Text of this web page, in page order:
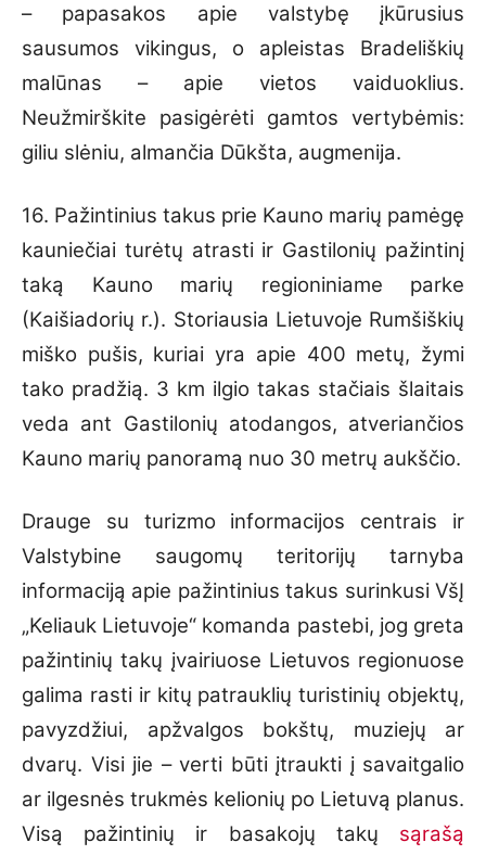
– papasakos apie valstybę įkūrusius
sausumos vikingus, o apleistas Bradeliškių
malūnas – apie vietos vaiduoklius.
Neužmirškite pasigėrėti gamtos vertybėmis:
giliu slėniu, almančia Dūkšta, augmenija.
16. Pažintinius takus prie Kauno marių pamėgę
kauniečiai turėtų atrasti ir Gastilonių pažintinį
taką Kauno marių regioniniame parke
(Kaišiadorių r.). Storiausia Lietuvoje Rumšiškių
miško pušis, kuriai yra apie 400 metų, žymi
tako pradžią. 3 km ilgio takas stačiais šlaitais
veda ant Gastilonių atodangos, atveriančios
Kauno marių panoramą nuo 30 metrų aukščio.
Drauge su turizmo informacijos centrais ir
Valstybine saugomų teritorijų tarnyba
informaciją apie pažintinius takus surinkusi VšĮ
„Keliauk Lietuvoje“ komanda pastebi, jog greta
pažintinių takų įvairiuose Lietuvos regionuose
galima rasti ir kitų patrauklių turistinių objektų,
pavyzdžiui, apžvalgos bokštų, muziejų ar
dvarų. Visi jie – verti būti įtraukti į savaitgalio
ar ilgesnės trukmės kelionių po Lietuvą planus.
Visą pažintinių ir basakojų takų sąrašą